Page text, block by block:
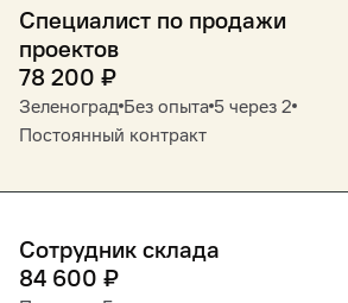
Специалист по продажи
проектов
78 200 ₽
Зеленоград Без опыта 5 через 2
Постоянный контракт
Сотрудник склада
84 600 ₽